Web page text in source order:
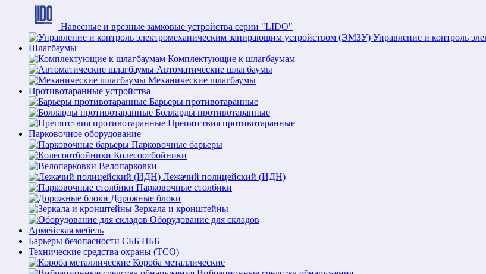
Навесные и врезные замковые устройства серии "LIDO"
Управление и контроль
Шлагбаумы
Комплектующие к шлагбаумам
Автоматические шлагбаумы
Механические шлагбаумы
Противотаранные устройства
Барьеры противотаранные
Болларды противотаранные
Препятствия противотаранные
Парковочное оборудование
Парковочные барьеры
Колесоотбойники
Велопарковки
Лежачий полицейский (ИДН)
Парковочные столбики
Дорожные блоки
Зеркала и кронштейны
Оборудование для складов
Армейская мебель
Барьеры безопасности СББ ПББ
Технические средства охраны (ТСО)
Короба металлические